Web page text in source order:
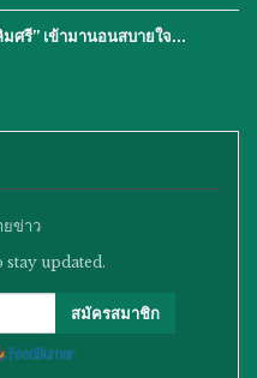
ศรี” เข้ามานอนสบายใจ…
stay updated.
สมัครสมาชิก